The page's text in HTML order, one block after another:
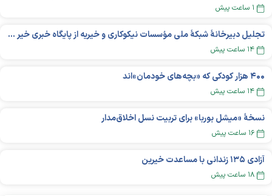
۱ ساعت پیش
تجلیل دبیرخانۀ شبکۀ ملی مؤسسات نیکوکاری و خیریه از پایگاه خبری خیر ایران
۱۴ ساعت پیش
۴۰۰ هزار کودکی که «بچه‌های خودمان»‌اند
۱۴ ساعت پیش
نسخهٔ «میشل بوربا» برای تربیت نسل اخلاق‌مدار
۱۶ ساعت پیش
آزادی ۱۳۵ زندانی با مساعدت خیرین
۱۸ ساعت پیش